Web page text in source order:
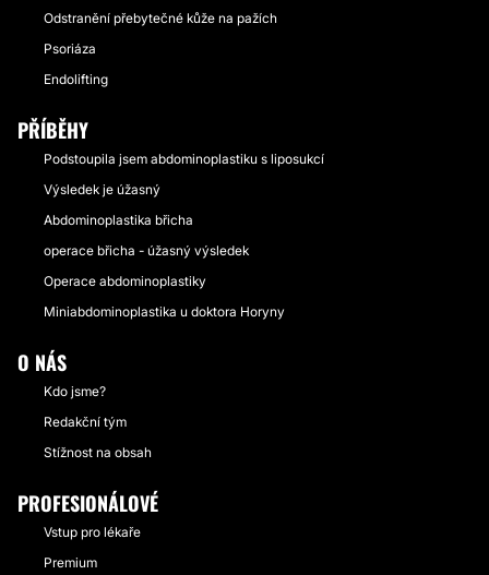
Odstranění přebytečné kůže na pažích
Psoriáza
Endolifting
PŘÍBĚHY
Podstoupila jsem abdominoplastiku s liposukcí
Výsledek je úžasný
Abdominoplastika břicha
operace břicha - úžasný výsledek
Operace abdominoplastiky
Miniabdominoplastika u doktora Horyny
O NÁS
Kdo jsme?
Redakční tým
Stížnost na obsah
PROFESIONÁLOVÉ
Vstup pro lékaře
Premium